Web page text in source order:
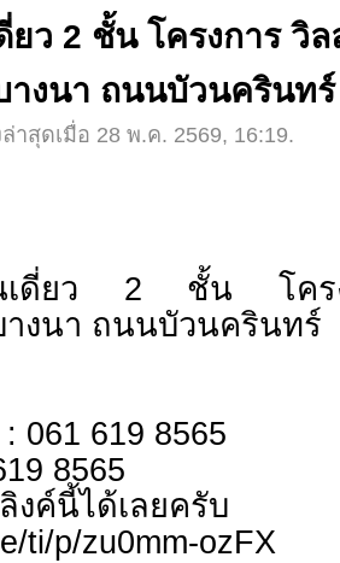
ยว 2 ชั้น โครงการ วิ
างนา ถนนบัวนครินทร์
าสุดเมื่อ 28 พ.ค. 2569, 16:19.
เดี่ยว 2 ชั้น โครง
งนา ถนนบัวนครินทร์
619 8565
8565
กดที่ลิงค์นี้ไ
ti/p/zu0mm-ozFX